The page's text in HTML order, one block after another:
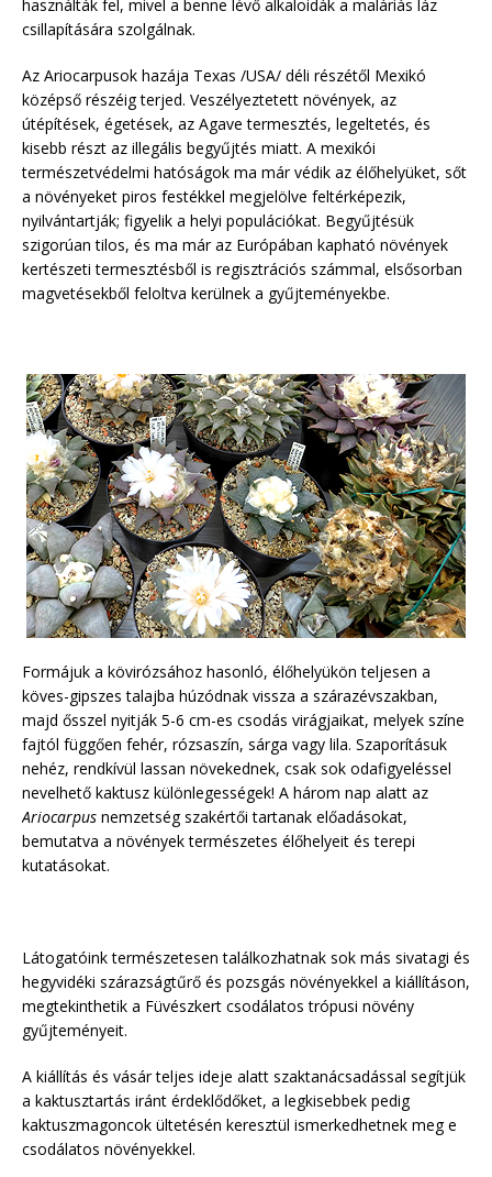
használták fel, mivel a benne lévő alkaloidák a maláriás láz
csillapítására szolgálnak.
Az Ariocarpusok hazája Texas /USA/ déli részétől Mexikó
középső részéig terjed. Veszélyeztetett növények, az
útépítések, égetések, az Agave termesztés, legeltetés, és
kisebb részt az illegális begyűjtés miatt. A mexikói
természetvédelmi hatóságok ma már védik az élőhelyüket, sőt
a növényeket piros festékkel megjelölve feltérképezik,
nyilvántartják; figyelik a helyi populációkat. Begyűjtésük
szigorúan tilos, és ma már az Európában kapható növények
kertészeti termesztésből is regisztrációs számmal, elsősorban
magvetésekből feloltva kerülnek a gyűjteményekbe.
Formájuk a kövirózsához hasonló, élőhelyükön teljesen a
köves-gipszes talajba húzódnak vissza a szárazévszakban,
majd ősszel nyitják 5-6 cm-es csodás virágjaikat, melyek színe
fajtól függően fehér, rózsaszín, sárga vagy lila. Szaporításuk
nehéz, rendkívül lassan növekednek, csak sok odafigyeléssel
nevelhető kaktusz különlegességek! A három nap alatt az
Ariocarpus nemzetség szakértői tartanak előadásokat,
bemutatva a növények természetes élőhelyeit és terepi
kutatásokat.
Látogatóink természetesen találkozhatnak sok más sivatagi és
hegyvidéki szárazságtűrő és pozsgás növényekkel a kiállításon,
megtekinthetik a Füvészkert csodálatos trópusi növény
gyűjteményeit.
A kiállítás és vásár teljes ideje alatt szaktanácsadással segítjük
a kaktusztartás iránt érdeklődőket, a legkisebbek pedig
kaktuszmagoncok ültetésén keresztül ismerkedhetnek meg e
csodálatos növényekkel.